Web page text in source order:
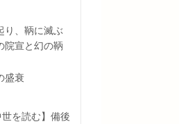
り、鞆に滅ぶ
院宣と幻の鞆
盛衰
を読む】備後